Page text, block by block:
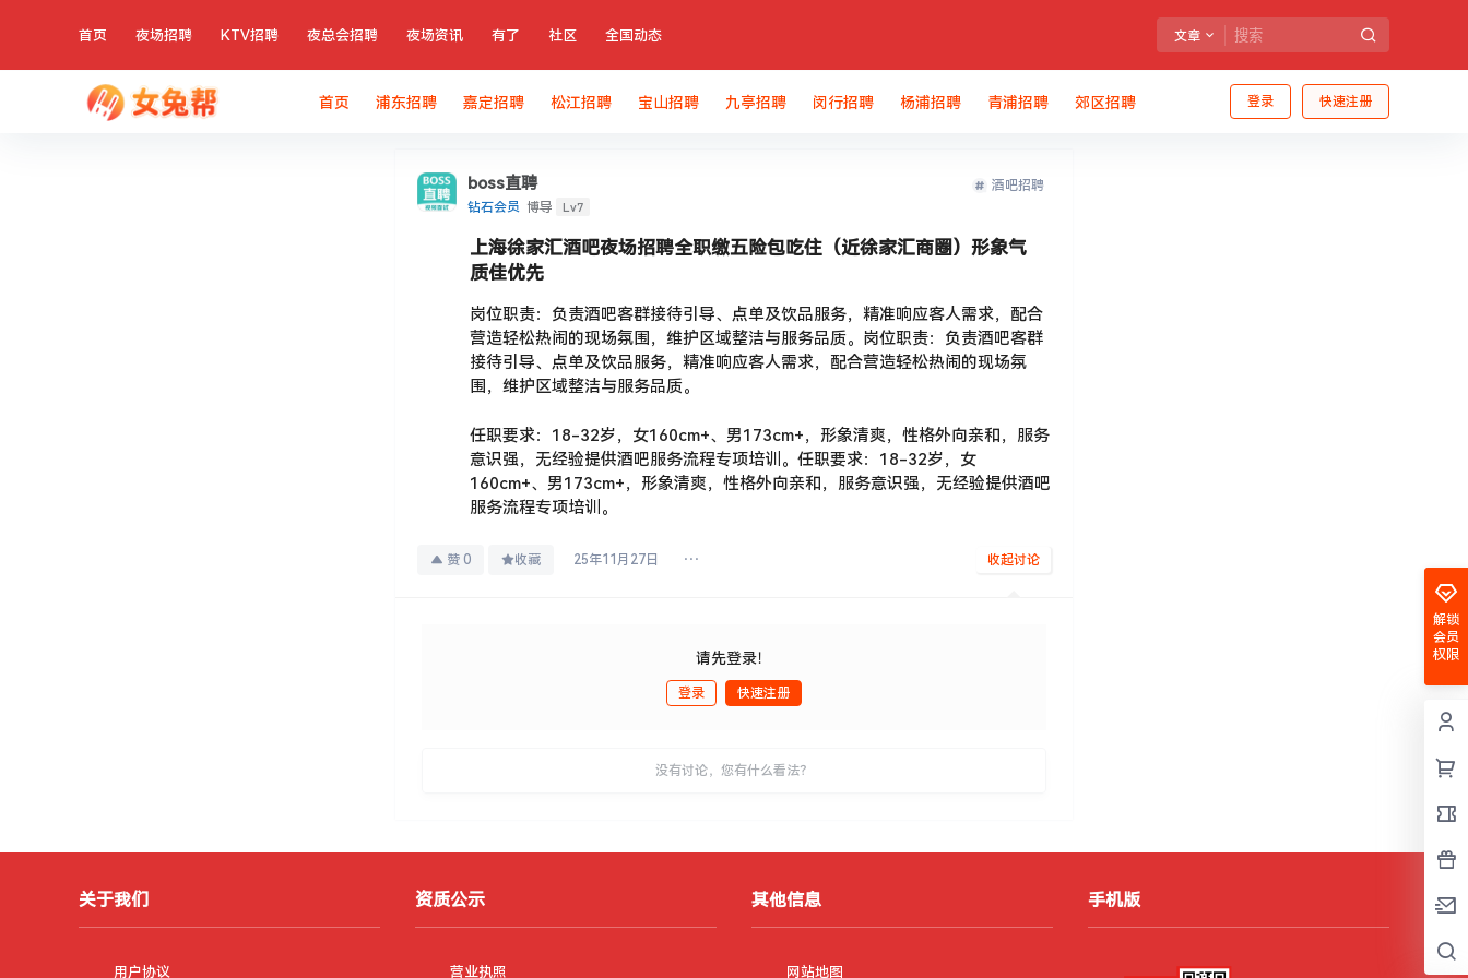
首页 夜场招聘 KTV招聘 夜总会招聘 夜场资讯 有了 社区 全国动态 文章
登录 快速注册
首页 浦东招聘 嘉定招聘 松江招聘 宝山招聘 九亭招聘 闵行招聘 杨浦招聘 青浦招聘 郊区招聘
boss直聘
钻石会员 博导 Lv7
酒吧招聘
上海徐家汇酒吧夜场招聘全职缴五险包吃住（近徐家汇商圈）形象气
质佳优先
岗位职责：负责酒吧客群接待引导、点单及饮品服务，精准响应客人需求，配合
营造轻松热闹的现场氛围，维护区域整洁与服务品质。岗位职责：负责酒吧客群
接待引导、点单及饮品服务，精准响应客人需求，配合营造轻松热闹的现场氛
围，维护区域整洁与服务品质。
任职要求：18-32岁，女160cm+、男173cm+，形象清爽，性格外向亲和，服务
意识强，无经验提供酒吧服务流程专项培训。任职要求：18-32岁，女
160cm+、男173cm+，形象清爽，性格外向亲和，服务意识强，无经验提供酒吧
服务流程专项培训。
赞 0 收藏 25年11月27日 收起讨论
请先登录！
登录 快速注册
没有讨论，您有什么看法？
解锁
会员
权限
关于我们
用户协议
资质公示
营业执照
其他信息
网站地图
手机版